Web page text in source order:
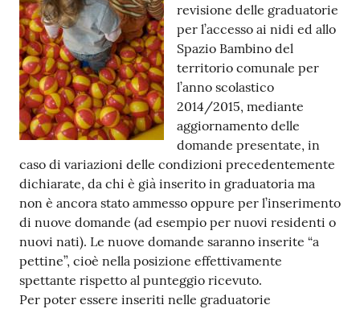
Tutti
gli
argomenti...
Seguici
revisione delle graduatorie
per l’accesso ai nidi ed allo
Spazio Bambino del
territorio comunale per
l’anno scolastico
2014/2015, mediante
aggiornamento delle
domande presentate, in
caso di variazioni delle condizioni precedentemente
dichiarate, da chi è già inserito in graduatoria ma
non è ancora stato ammesso oppure per l’inserimento
di nuove domande (ad esempio per nuovi residenti o
nuovi nati). Le nuove domande saranno inserite “a
pettine”, cioè nella posizione effettivamente
spettante rispetto al punteggio ricevuto.
Per poter essere inseriti nelle graduatorie